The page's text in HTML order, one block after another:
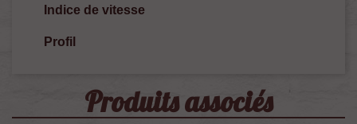
Indice de vitesse
Profil
Produits associés